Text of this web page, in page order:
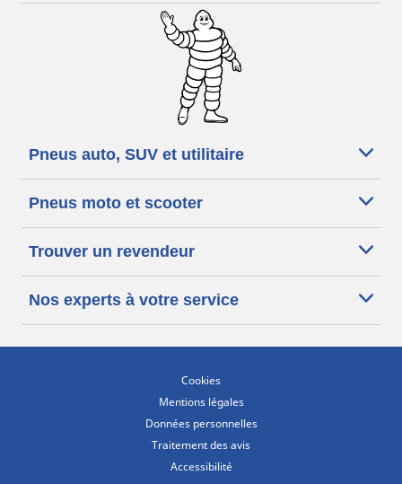
Pneus auto, SUV et utilitaire
Pneus moto et scooter
Trouver un revendeur
Nos experts à votre service
Cookies
Mentions légales
Données personnelles
Traitement des avis
Accessibilité